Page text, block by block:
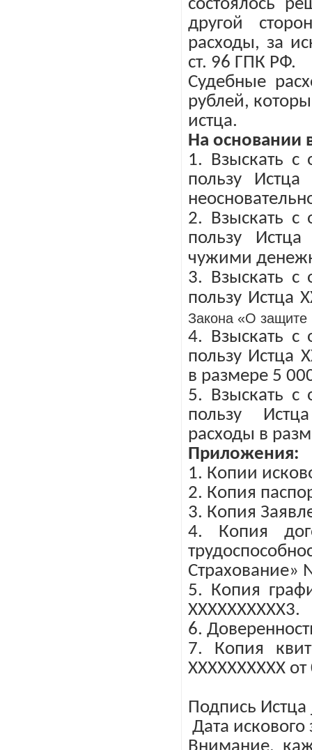
состоялось
другой
расходы, за
ст. 96 ГПК РФ.
Судебные
рублей,
истца.
На
1. Взыскать с
пользу
2. Взыскать с
пользу
чужими
3. Взыскать с
пользу Истца
Закона «О защите
4. Взыскать с
пользу Истца
в размере 5
5. Взыскать с
пользу
расходы в
Приложения:
1. Копии
2. Копия
3. Копия
4. Копия
Страхование»
5. Копия
ХХХХХХХХХХ3.
6.
7. Копия
ХХХХХХХХХХ от
Подпись Истца
Дата искового